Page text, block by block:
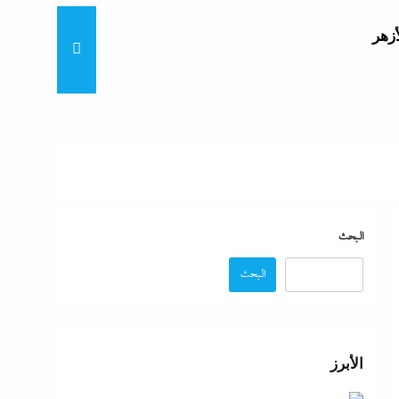
البحث
البحث
الأبرز